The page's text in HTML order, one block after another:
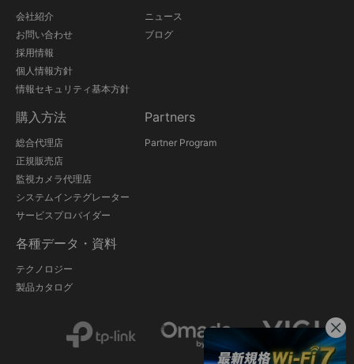
会社紹介
お問い合わせ
採用情報
個人情報方針
情報セキュリティ基本方針
ニュース
ブログ
購入方法
総合代理店
正規販売店
監視カメラ代理店
システムインテグレーター
サービスプロバイダー
Partners
Partner Program
各種データ・資料
テクノロジー
製品カタログ